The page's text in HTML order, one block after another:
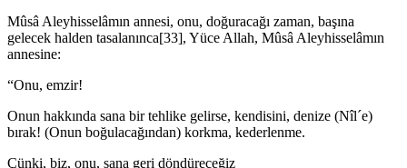
Mûsâ Aleyhisselâmın annesi, onu, doğuracağı zaman, başına
gelecek halden tasalanınca[33], Yüce Allah, Mûsâ Aleyhisselâmın
annesine:
“Onu, emzir!
Onun hakkında sana bir tehlike gelirse, kendisini, denize (Nîl´e)
bırak! (Onun bo­ğulacağından) korkma, kederlenme.
Çünki, biz, onu, sana geri döndüreceğiz